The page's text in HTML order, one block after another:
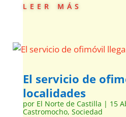
leer más
El servicio de
localidades
por El Norte de Castilla | 15
Castromocho, Sociedad